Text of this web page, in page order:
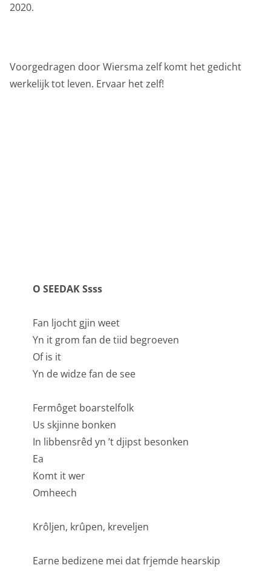
over het museum
2020.
Voorgedragen door Wiersma zelf komt het gedicht
werkelijk tot leven. Ervaar het zelf!
O SEEDAK Ssss
Fan ljocht gjin weet
Yn it grom fan de tiid begroeven
Of is it
Yn de widze fan de see
Fermôget boarstelfolk
Us skjinne bonken
In libbensrêd yn ’t djipst besonken
Ea
Komt it wer
Omheech
Krôljen, krûpen, kreveljen
Earne bedizene mei dat frjemde hearskip
Ze geven ons ook inzicht hoe je onze site bekijkt. Zo
Functionele cookies
Functionele cookies zijn nodig om de website goed te
laten functioneren. Voor het opslaan van de privacy
acties zijn deze cookies noodzakelijk.
Functionele cookies
Analytische cookies
Met de analyserende cookies doen we kennis op. Deze
informatie gebruiken we om onze sites elke dag weer
anoniem in beeld gebracht. Maakt opslag mogelijk die
bijvoorbeeld taalinstellingen. Maakt opslag mogelijk,